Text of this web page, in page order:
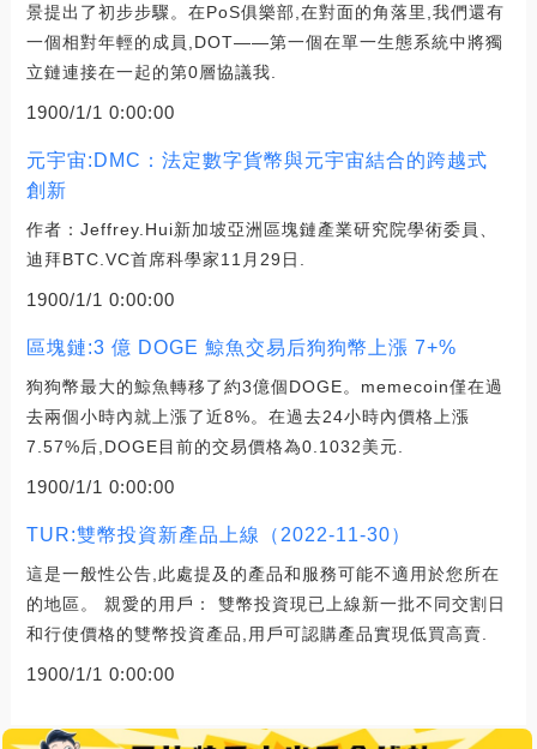
景提出了初步步驟。在PoS俱樂部,在對面的角落里,我們還有
一個相對年輕的成員,DOT——第一個在單一生態系統中將獨
立鏈連接在一起的第0層協議我.
1900/1/1 0:00:00
元宇宙:DMC：法定數字貨幣與元宇宙結合的跨越式
創新
作者：Jeffrey.Hui新加坡亞洲區塊鏈產業研究院學術委員、
迪拜BTC.VC首席科學家11月29日.
1900/1/1 0:00:00
區塊鏈:3 億 DOGE 鯨魚交易后狗狗幣上漲 7+%
狗狗幣最大的鯨魚轉移了約3億個DOGE。memecoin僅在過
去兩個小時內就上漲了近8%。在過去24小時內價格上漲
7.57%后,DOGE目前的交易價格為0.1032美元.
1900/1/1 0:00:00
TUR:雙幣投資新產品上線（2022-11-30）
這是一般性公告,此處提及的產品和服務可能不適用於您所在
的地區。 親愛的用戶： 雙幣投資現已上線新一批不同交割日
和行使價格的雙幣投資產品,用戶可認購產品實現低買高賣.
1900/1/1 0:00:00